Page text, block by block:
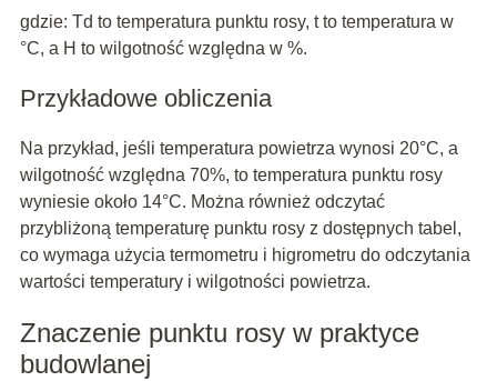
gdzie: Td to temperatura punktu rosy, t to temperatura w
°C, a H to wilgotność względna w %.
Przykładowe obliczenia
Na przykład, jeśli temperatura powietrza wynosi 20°C, a
wilgotność względna 70%, to temperatura punktu rosy
wyniesie około 14°C. Można również odczytać
przybliżoną temperaturę punktu rosy z dostępnych tabel,
co wymaga użycia termometru i higrometru do odczytania
wartości temperatury i wilgotności powietrza.
Znaczenie punktu rosy w praktyce
budowlanej